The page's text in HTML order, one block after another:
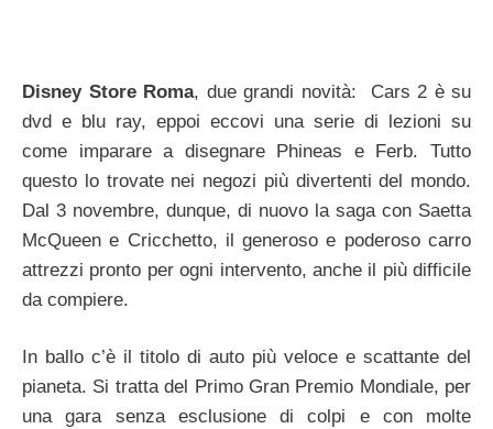
Disney Store Roma, due grandi novità: Cars 2 è su
dvd e blu ray, eppoi eccovi una serie di lezioni su
come imparare a disegnare Phineas e Ferb. Tutto
questo lo trovate nei negozi più divertenti del mondo.
Dal 3 novembre, dunque, di nuovo la saga con Saetta
McQueen e Cricchetto, il generoso e poderoso carro
attrezzi pronto per ogni intervento, anche il più difficile
da compiere.
In ballo c’è il titolo di auto più veloce e scattante del
pianeta. Si tratta del Primo Gran Premio Mondiale, per
una gara senza esclusione di colpi e con molte